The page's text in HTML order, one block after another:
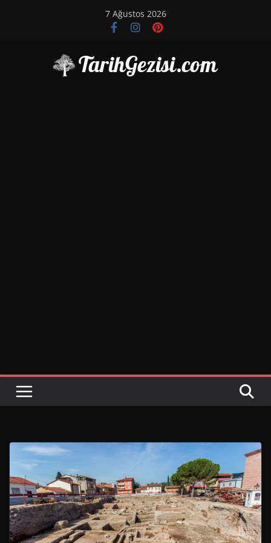
7 Ağustos 2026